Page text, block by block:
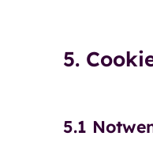
5.
5.1